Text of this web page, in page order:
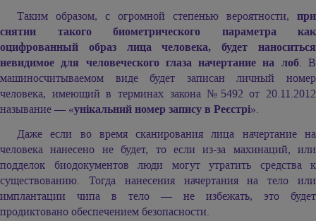
Таким образом, с огромной степенью вероятности, при
снятии такого биометрического параметра как
оцифрованный образ лица человека, будет наноситься
невидимое для человеческого глаза начертание на лоб. В
машиносчитываемом виде будет записан личный номер
человека, имеющий в терминах закона №5492 от 20.11.2012
называние — «унікальний номер запису в Реєстрі».
Даже если во время сканирования лица начертание на
человека нанесено не будет, то если из-за махинаций, или
подделок биодокументов люди могут утратить средства к
существованию. Тогда нанесения начертания на тело или
имплантации чипа в тело — не избежать, это будет
продиктовано обеспечением безопасности.